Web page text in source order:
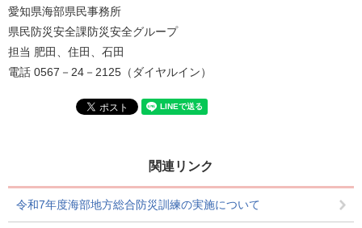
愛知県海部県民事務所
県民防災安全課防災安全グループ
担当 肥田、住田、石田
電話 0567－24－2125（ダイヤルイン）
関連リンク
令和7年度海部地方総合防災訓練の実施について